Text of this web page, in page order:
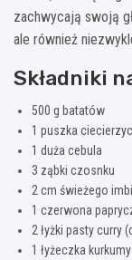
zachwycają swoją
ale również
Składniki
500 g batatów
1 puszka
1 duża cebula
3 ząbki czosnku
2 cm świeżego
1 czerwona
2 łyżki pasty curry
1 łyżeczka kurkumy